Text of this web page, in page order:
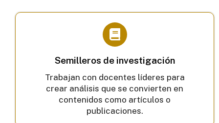
Semilleros de investigación
Trabajan con docentes líderes para
crear análisis que se convierten en
contenidos como artículos o
publicaciones.